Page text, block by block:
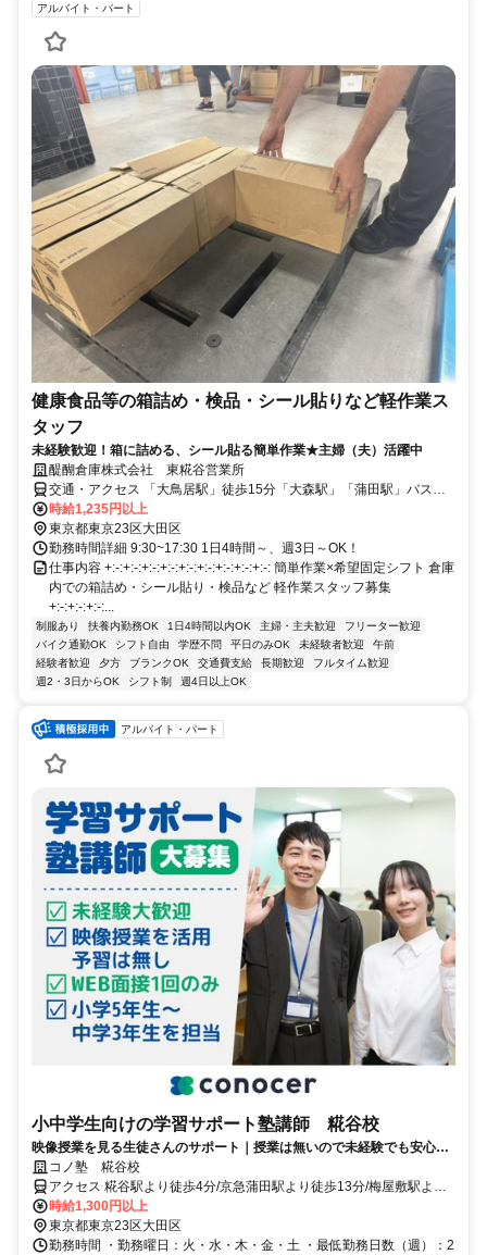
アルバイト・パート
健康食品等の箱詰め・検品・シール貼りなど軽作業ス
タッフ
未経験歓迎！箱に詰める、シール貼る簡単作業★主婦（夫）活躍中
醍醐倉庫株式会社 東糀谷営業所
交通・アクセス 「大鳥居駅」徒歩15分「大森駅」「蒲田駅」バスあ
り ★自転車・バイク通勤OK！
時給1,235円以上
東京都東京23区大田区
勤務時間詳細 9:30~17:30 1日4時間～、週3日～OK！
仕事内容 +:-:+:-:+:-:+:-:+:-:+:-:+:-:+:-:+:-: 簡単作業×希望固定シフト 倉庫
内での箱詰め・シール貼り・検品など 軽作業スタッフ募集
+:-:+:-:+:-:...
制服あり 扶養内勤務OK 1日4時間以内OK 主婦・主夫歓迎
フリーター歓迎
バイク通勤OK
シフト自由 学歴不問 平日のみOK 未経験者歓迎
午前
経験者歓迎
夕方 ブランクOK 交通費支給 長期歓迎
フルタイム歓迎
週2・3日からOK
シフト制 週4日以上OK
アルバイト・パート
小中学生向けの学習サポート塾講師 糀谷校
映像授業を見る生徒さんのサポート｜授業は無いので未経験でも安心｜
WEB面接/1回｜週2日～OK｜履歴書不要｜応募後はフォームに1分で回
答｜1分単位で給与支給｜WワークOK｜私服勤務｜有給休暇あり｜定時
退社
コノ塾 糀谷校
アクセス 糀谷駅より徒歩4分/京急蒲田駅より徒歩13分/梅屋敷駅より
徒歩18分
時給1,300円以上
東京都東京23区大田区
勤務時間 ・勤務曜日：火・水・木・金・土 ・最低勤務日数（週）：2